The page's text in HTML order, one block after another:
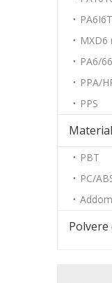
PA6/
PPA/
PPS
PBT
PC/
Polvere